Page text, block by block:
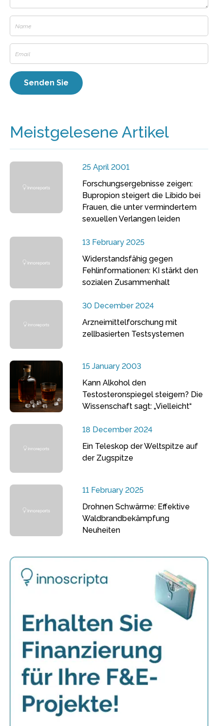
Meistgelesene Artikel
25 April 2001
Forschungsergebnisse zeigen:
Bupropion steigert die Libido bei
Frauen, die unter vermindertem
sexuellen Verlangen leiden
13 February 2025
Widerstandsfähig gegen
Fehlinformationen: KI stärkt den
sozialen Zusammenhalt
30 December 2024
Arzneimittelforschung mit
zellbasierten Testsystemen
15 January 2003
Kann Alkohol den
Testosteronspiegel steigern? Die
Wissenschaft sagt: „Vielleicht“
18 December 2024
Ein Teleskop der Weltspitze auf
der Zugspitze
11 February 2025
Drohnen Schwärme: Effektive
Waldbrandbekämpfung
Neuheiten